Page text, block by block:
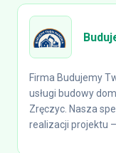
Firma Budujemy
usługi budowy
Zręczyc. Nasza
realizacji projektu –